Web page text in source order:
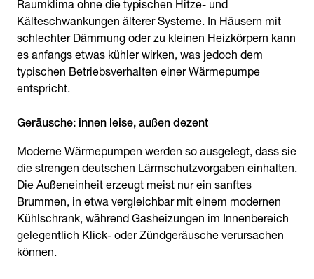
Raumklima ohne die typischen Hitze- und
Kälteschwankungen älterer Systeme. In Häusern mit
schlechter Dämmung oder zu kleinen Heizkörpern kann
es anfangs etwas kühler wirken, was jedoch dem
typischen Betriebsverhalten einer Wärmepumpe
entspricht.
Geräusche: innen leise, außen dezent
Moderne Wärmepumpen werden so ausgelegt, dass sie
die strengen deutschen Lärmschutzvorgaben einhalten.
Die Außeneinheit erzeugt meist nur ein sanftes
Brummen, in etwa vergleichbar mit einem modernen
Kühlschrank, während Gasheizungen im Innenbereich
gelegentlich Klick- oder Zündgeräusche verursachen
können.